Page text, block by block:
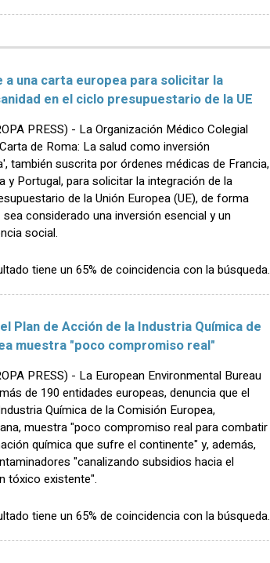
a una carta europea para solicitar la
en el ciclo presupuestario de la UE
PRESS) - La Organización Médico Colegial
de Roma: La salud como inversión
también suscrita por órdenes médicas de Francia,
y Portugal, para solicitar la integración de la
de la Unión Europea (UE), de forma
considerado una inversión esencial y un
social.
tiene un 65% de coincidencia con la búsqueda.
Plan de Acción de la Industria Química de
muestra "poco compromiso real"
PRESS) - La European Environmental Bureau
de 190 entidades europeas, denuncia que el
Química de la Comisión Europea,
muestra "poco compromiso real para combatir
química que sufre el continente" y, además,
"canalizando subsidios hacia el
tóxico existente".
tiene un 65% de coincidencia con la búsqueda.